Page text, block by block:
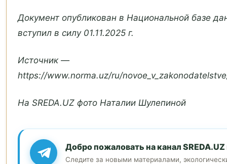
Документ опубликован в Национальной базе
вступил в силу 01.11.2025 г.
Источник —
https://www.norma.uz/ru/
На SREDA.UZ фото Наталии Шулепиной
Добро пожаловать на канал
Следите за новыми материалами,